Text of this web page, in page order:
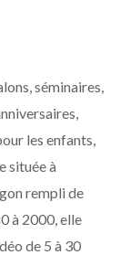
séminaires,
les enfants,
située à
rempli de
à 2000, elle
de 5 à 30